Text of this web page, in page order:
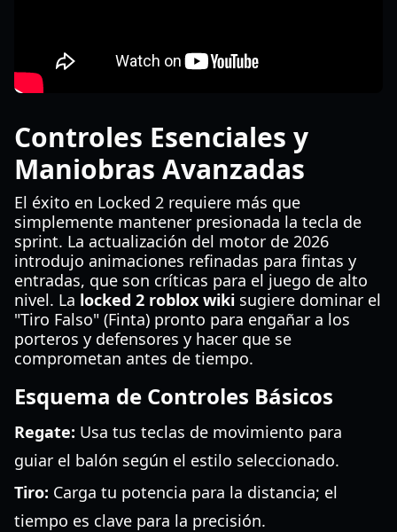
Controles Esenciales y
Maniobras Avanzadas
El éxito en Locked 2 requiere más que
simplemente mantener presionada la tecla de
sprint. La actualización del motor de 2026
introdujo animaciones refinadas para fintas y
entradas, que son críticas para el juego de alto
nivel. La locked 2 roblox wiki sugiere dominar el
"Tiro Falso" (Finta) pronto para engañar a los
porteros y defensores y hacer que se
comprometan antes de tiempo.
Esquema de Controles Básicos
Regate: Usa tus teclas de movimiento para
guiar el balón según el estilo seleccionado.
Tiro: Carga tu potencia para la distancia; el
tiempo es clave para la precisión.